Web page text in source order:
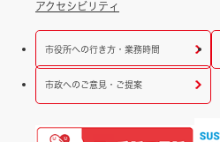
アクセシビリティ
市役所への行き方・業務時間
市政へのご意見・ご提案